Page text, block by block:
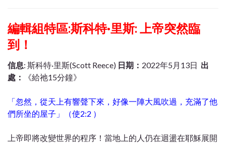
編輯組特區:斯科特·里斯: 上帝突然臨
到！
信息: 斯科特·里斯(Scott Reece) 日期： 2022年5月13日 出
處：
《給祂15分鐘》
「忽然，從天上有響聲下來，好像一陣大風吹過，充滿了他
們所坐的屋子」（使2:2 ）
上帝即將改變世界的程序！當地上的人仍在迴盪在耶穌展開